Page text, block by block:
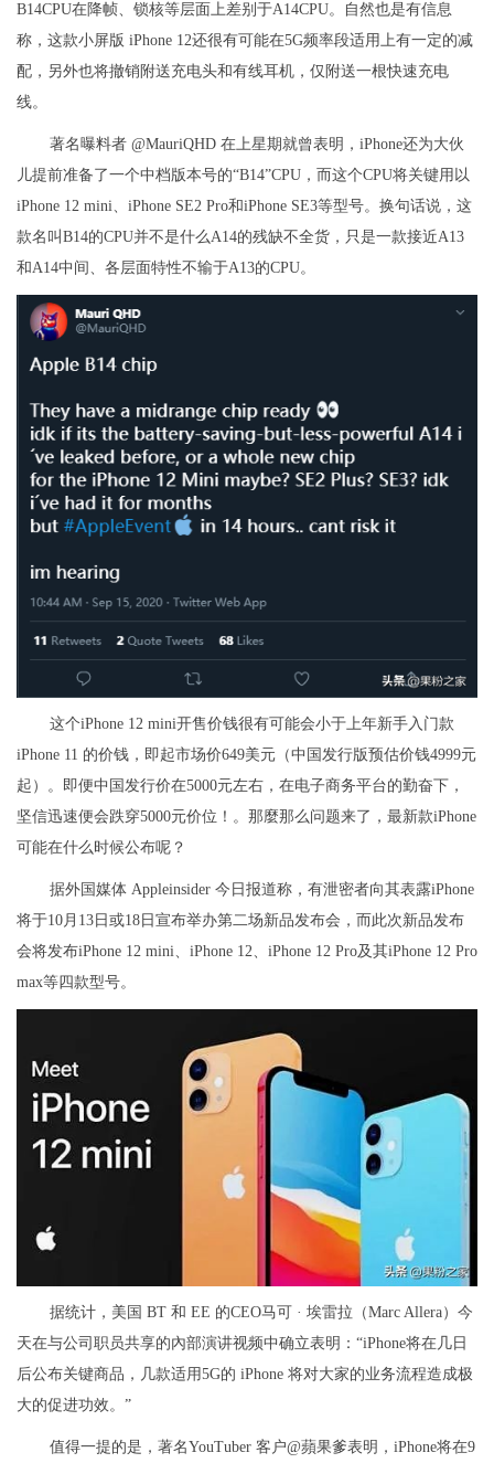
B14CPU在降帧、锁核等层面上差别于A14CPU。自然也是有信息
称，这款小屏版 iPhone 12还很有可能在5G频率段适用上有一定的减
配，另外也将撤销附送充电头和有线耳机，仅附送一根快速充电
线。
著名曝料者 @MauriQHD 在上星期就曾表明，iPhone还为大伙
儿提前准备了一个中档版本号的“B14”CPU，而这个CPU将关键用以
iPhone 12 mini、iPhone SE2 Pro和iPhone SE3等型号。换句话说，这
款名叫B14的CPU并不是什么A14的残缺不全货，只是一款接近A13
和A14中间、各层面特性不输于A13的CPU。
这个iPhone 12 mini开售价钱很有可能会小于上年新手入门款
iPhone 11 的价钱，即起市场价649美元（中国发行版预估价钱4999元
起）。即便中国发行价在5000元左右，在电子商务平台的勤奋下，
坚信迅速便会跌穿5000元价位！。那麼那么问题来了，最新款iPhone
可能在什么时候公布呢？
据外国媒体 Appleinsider 今日报道称，有泄密者向其表露iPhone
将于10月13日或18日宣布举办第二场新品发布会，而此次新品发布
会将发布iPhone 12 mini、iPhone 12、iPhone 12 Pro及其iPhone 12 Pro
max等四款型号。
据统计，美国 BT 和 EE 的CEO马可 · 埃雷拉（Marc Allera）今
天在与公司职员共享的內部演讲视频中确立表明：“iPhone将在几日
后公布关键商品，几款适用5G的 iPhone 将对大家的业务流程造成极
大的促进功效。”
值得一提的是，著名YouTuber 客户@蘋果爹表明，iPhone将在9